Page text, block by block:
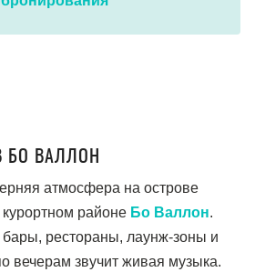
БО ВАЛЛОН
атмосфера на острове
районе Бо Валлон.
рестораны, лаунж-зоны и
вечерам звучит живая музыка.